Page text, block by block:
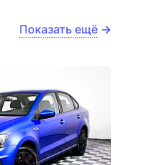
Показать ещё